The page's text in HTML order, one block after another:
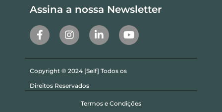
Assina a nossa Newsletter
Copyright © 2024 [Self] Todos os
Direitos Reservados
Termos e Condições